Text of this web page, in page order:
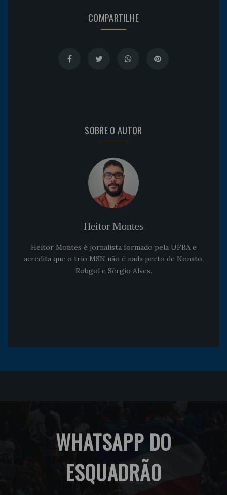
COMPARTILHE
SOBRE O AUTOR
Heitor Montes
Heitor Montes é jornalista formado pela UFBA e
acredita que o trio MSN não é nada perto de Nonato,
Robgol e Sérgio Alves.
WHATSAPP DO
ESQUADRÃO